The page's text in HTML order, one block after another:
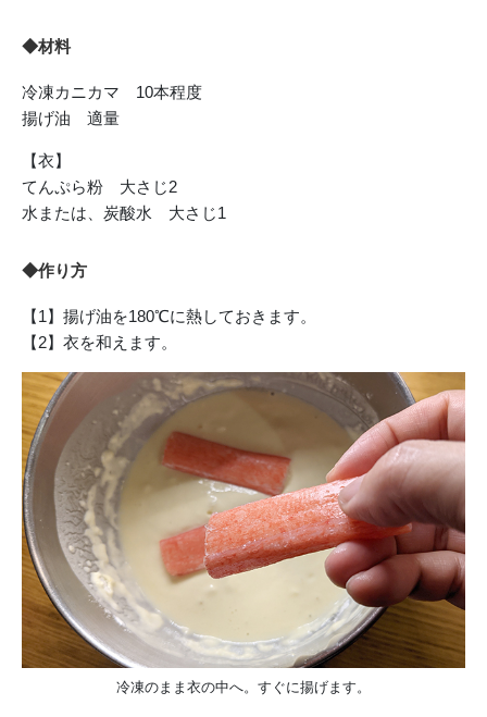
◆材料
冷凍カニカマ 10本程度
揚げ油 適量
【衣】
てんぷら粉 大さじ2
水または、炭酸水 大さじ1
◆作り方
【1】揚げ油を180℃に熱しておきます。
【2】衣を和えます。
冷凍のまま衣の中へ。すぐに揚げます。